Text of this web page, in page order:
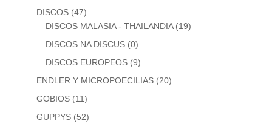
DISCOS (47)
DISCOS MALASIA - THAILANDIA (19)
DISCOS NA DISCUS (0)
DISCOS EUROPEOS (9)
ENDLER Y MICROPOECILIAS (20)
GOBIOS (11)
GUPPYS (52)